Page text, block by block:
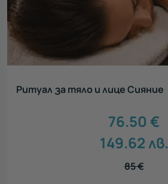
Ритуал за тяло и лице Сияние
76.50 €
149.62лв.
85€